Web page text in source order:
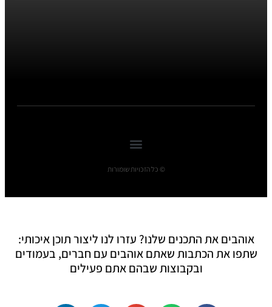
© כל הזכויות שומורות
אוהבים את התכנים שלנו? עזרו לנו ליצור תוכן איכותי:
שתפו את הכתבות שאתם אוהבים עם חברים, בעמודים
ובקבוצות שבהם אתם פעילים